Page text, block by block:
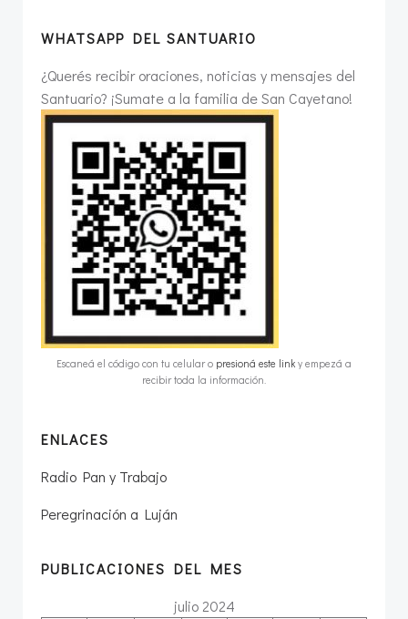
WHATSAPP DEL SANTUARIO
¿Querés recibir oraciones, noticias y mensajes del
Santuario? ¡Sumate a la familia de San Cayetano!
Escaneá el código con tu celular o presioná este link y empezá a
recibir toda la información.
ENLACES
Radio Pan y Trabajo
Peregrinación a Luján
PUBLICACIONES DEL MES
julio 2024